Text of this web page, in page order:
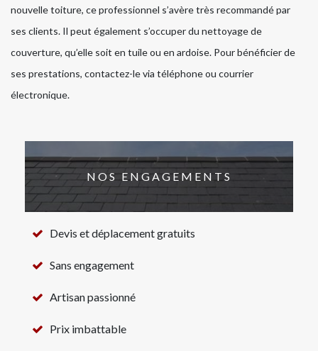
nouvelle toiture, ce professionnel s’avère très recommandé par
ses clients. Il peut également s’occuper du nettoyage de
couverture, qu’elle soit en tuile ou en ardoise. Pour bénéficier de
ses prestations, contactez-le via téléphone ou courrier
électronique.
NOS ENGAGEMENTS
Devis et déplacement gratuits
Sans engagement
Artisan passionné
Prix imbattable